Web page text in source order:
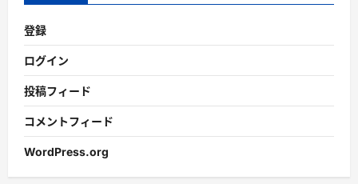
登録
ログイン
投稿フィード
コメントフィード
WordPress.org